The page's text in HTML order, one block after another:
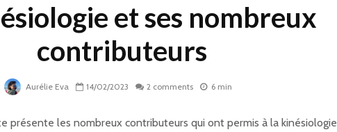
et ses nombreux
contributeurs
Aurélie Eva 14/02/2023 2 comments 6 min
présente les nombreux contributeurs qui ont permis à la kinésiologie